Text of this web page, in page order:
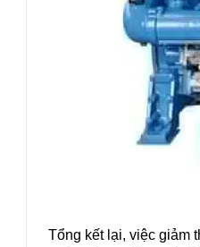
Tổng kết lại, việc giảm